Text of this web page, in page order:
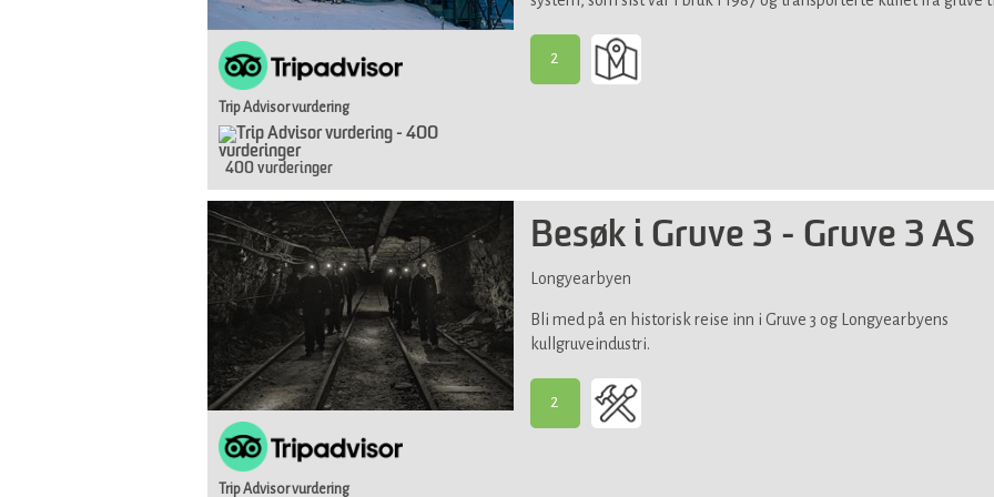
Trip Advisor vurdering
400 vurderinger
2
-
Trip Advisor vurdering
Besøk i Gruve 3 - Gruve 3 AS
Longyearbyen
Bli med på en historisk reise inn i Gruve 3 og Longyearbyens
kullgruveindustri.
2
-